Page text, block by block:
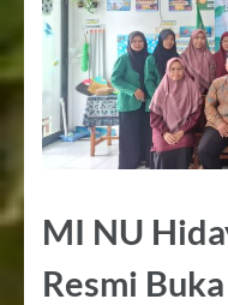
MI NU
Resmi